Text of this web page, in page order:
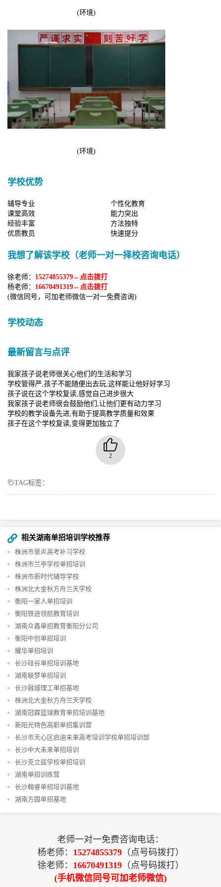
(环境)
(环境)
学校优势
辅导专业
个性化教育
课堂高效
能力突出
经验丰富
方法独特
优质教员
快速提分
我想了解该学校（老师一对一择校咨询电话）
徐老师： 15274855379←点击拨打
杨老师： 16670491319←点击拨打
(微信同号，可加老师微信一对一免费咨询)
学校动态
最新留言与点评
我家孩子说老师很关心他们的生活和学习
学校管得严,孩子不能随便出去玩,这样能让他好好学习
孩子说在这个学校复读,感觉自己进步很大
我家孩子说老师很会鼓励他们,让他们更有动力学习
学校的教学设备先进,有助于提高教学质量和效果
孩子在这个学校复读,变得更加独立了
2
TAG标签：
相关湖南单招培训学校推荐
株洲市景炎高考补习学校
株洲市兰亭学校单招培训
株洲市新时代辅导学校
株洲北大金秋方舟兰天学校
衡阳一家人单招培训
衡阳铁途领航教育培训
湖南众鑫单招教育衡阳分公司
衡阳中创单招培训
耀华单招培训
长沙硅谷单招培训基地​
湖南联梦单招培训
长沙融城理工单招基地
株洲北大金秋方舟兰天学校
湖南冠霖篮球教育单招培训基地
新阳光特色高职单招集训营
长沙市天心区启迪未来高考培训学校单招培训部
长沙中大未来单招培训
长沙克立兹学校单招培训
湖南单招训练营
长沙翰睿单招培训基地
湖南方圆单招基地
老师一对一免费咨询电话：
杨老师： 15274855379（点号码拨打）
徐老师： 16670491319（点号码拨打）
(手机微信同号可加老师微信)